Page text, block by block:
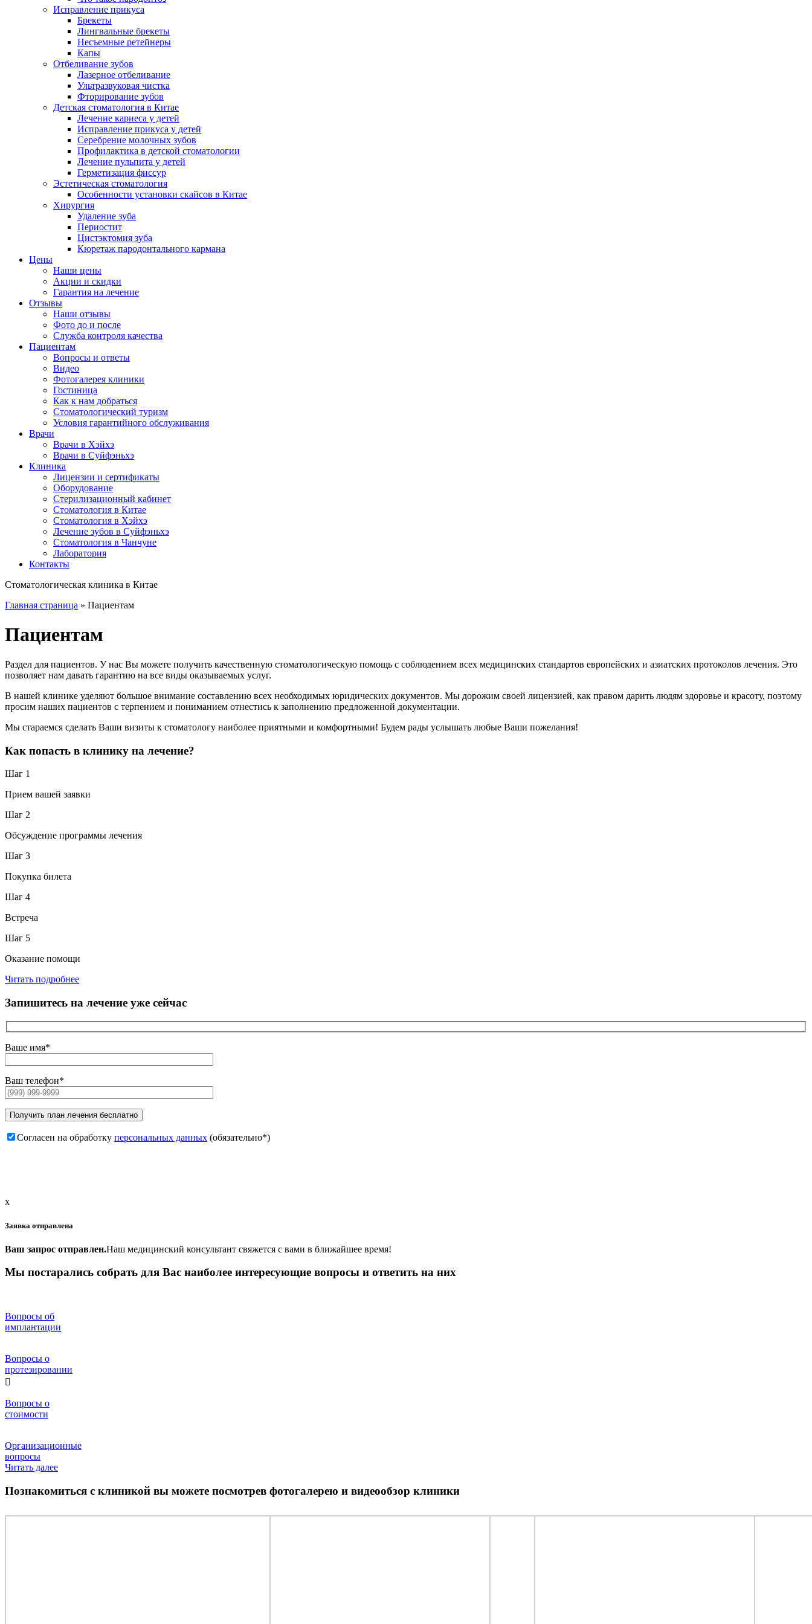
Исправление прикуса
Брекеты
Лингвальные брекеты
Несъемные ретейнеры
Капы
Отбеливание зубов
Лазерное отбеливание
Ультразвуковая чистка
Фторирование зубов
Детская стоматология в Китае
Лечение кариеса у детей
Исправление прикуса у детей
Серебрение молочных зубов
Профилактика в детской стоматологии
Лечение пульпита у детей
Герметизация фиссур
Эстетическая стоматология
Особенности установки скайсов в Китае
Хирургия
Удаление зуба
Периостит
Цистэктомия зуба
Кюретаж пародонтального кармана
Цены
Наши цены
Акции и скидки
Гарантия на лечение
Отзывы
Наши отзывы
Фото до и после
Служба контроля качества
Пациентам
Вопросы и ответы
Видео
Фотогалерея клиники
Гостиница
Как к нам добраться
Стоматологический туризм
Условия гарантийного обслуживания
Врачи
Врачи в Хэйхэ
Врачи в Суйфэньхэ
Клиника
Лицензии и сертификаты
Оборудование
Стерилизационный кабинет
Стоматология в Китае
Стоматология в Хэйхэ
Лечение зубов в Суйфэньхэ
Стоматология в Чанчуне
Лаборатория
Контакты
Стоматологическая клиника в Китае
Главная страница » Пациентам
Пациентам
Раздел для пациентов. У нас Вы можете получить качественную стоматологическую помощь с соблюдением всех медицинских стандартов европейских и азиатских протоколов лечения. Это
позволяет нам давать гарантию на все виды оказываемых услуг.
В нашей клинике уделяют большое внимание составлению всех необходимых юридических документов. Мы дорожим своей лицензией, как правом дарить людям здоровье и красоту, поэтому
просим наших пациентов с терпением и пониманием отнестись к заполнению предложенной документации.
Мы стараемся сделать Ваши визиты к стоматологу наиболее приятными и комфортными! Будем рады услышать любые Ваши пожелания!
Как попасть в клинику на лечение?
Шаг 1
Прием вашей заявки
Шаг 2
Обсуждение программы лечения
Шаг 3
Покупка билета
Шаг 4
Встреча
Шаг 5
Оказание помощи
Читать подробнее
Запишитесь на лечение уже сейчас
Ваше имя*
Ваш телефон*
Согласен на обработку персональных данных (обязательно*)
x
Заявка отправлена
Ваш запрос отправлен.Наш медицинский консультант свяжется с вами в ближайшее время!
Мы постарались собрать для Вас наиболее интересующие вопросы и ответить на них
Вопросы об
имплантации
Вопросы о
протезировании
Вопросы о
стоимости
Организационные
вопросы
Читать далее
Познакомиться с клиникой вы можете посмотрев фотогалерею и видеообзор клиники